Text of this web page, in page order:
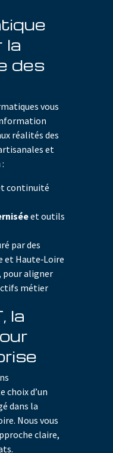
la
des
vous
réalités des
et
continuité
et outils
par des
et Haute‑Loire
pour aligner
métier
la
choix d’un
dans la
Nous vous
claire,